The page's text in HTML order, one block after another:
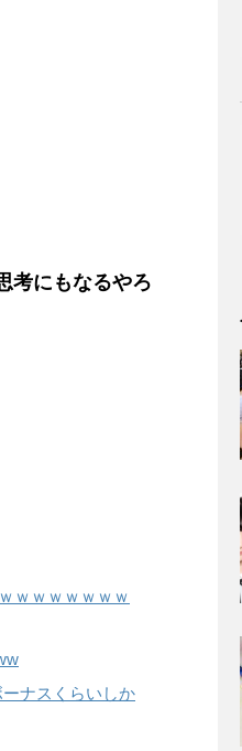
考にもなるやろ
ｗｗｗｗｗｗｗ
ナスくらいしか